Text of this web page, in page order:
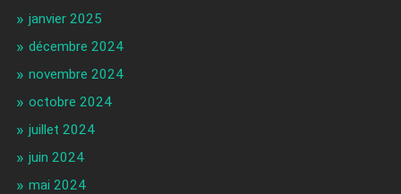
janvier 2025
décembre 2024
novembre 2024
octobre 2024
juillet 2024
juin 2024
mai 2024